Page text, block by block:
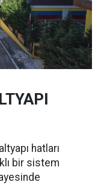
hatları
bir sistem